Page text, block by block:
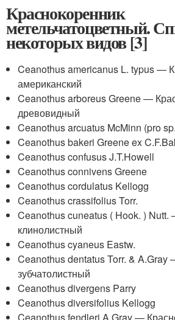
Краснокоренник
метельчатоцветный.
некоторых видов [3]
Ceanothus americanus L. typus—
американский
Ceanothus arboreus Greene —
древовидный
Ceanothus arcuatus McMinn (pro
Ceanothus bakeri Greene ex
Ceanothus confusus J.T.Howell
Ceanothus connivens Greene
Ceanothus cordulatus Kellogg
Ceanothus crassifolius Torr.
Ceanothus cuneatus ( Hook. ) Nutt.
клинолистный
Ceanothus cyaneus Eastw.
Ceanothus dentatus Torr. & A.Gray
зубчатолистный
Ceanothus divergens Parry
Ceanothus diversifolius Kellogg